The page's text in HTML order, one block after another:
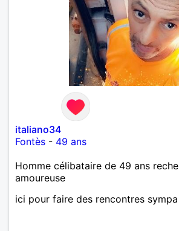
italiano34
Fontès - 49 ans
Homme célibataire de 49 ans
amoureuse
ici pour faire des rencontres sympa